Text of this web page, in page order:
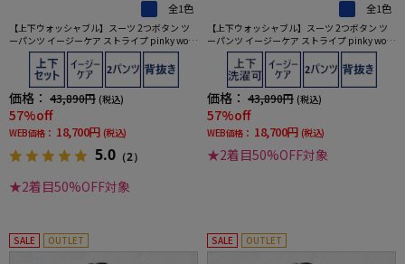
全1色
【上下ウォッシャブル】スーツ 2つボタン ツ
ーパンツ イージーケア ストライプ pinky wol
価格： 43,890円 (税込)
57%off
WEB価格： 18,700円 (税込)
5.0 （2）
★2着目50%OFF対象
全1色
【上下ウォッシャブル】スーツ 2つボタン ツ
ーパンツ イージーケア ストライプ pinky wol
価格： 43,890円 (税込)
57%off
WEB価格： 18,700円 (税込)
★2着目50%OFF対象
SALE OUTLET SALE OUTLET